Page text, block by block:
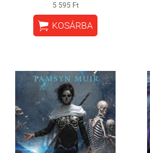
5 595 Ft
 KOSÁRBA